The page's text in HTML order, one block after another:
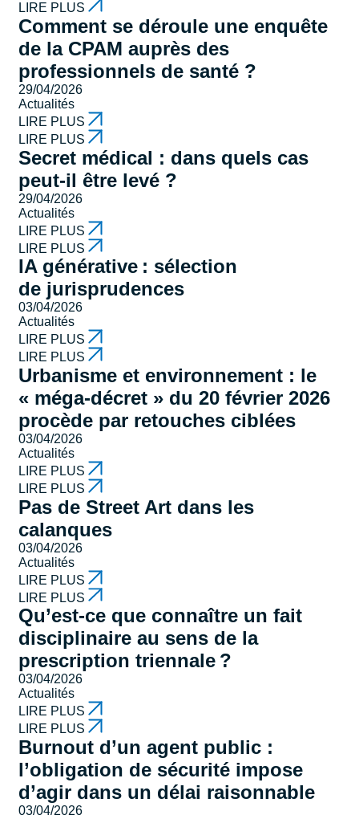
LIRE PLUS
Comment se déroule une enquête
de la CPAM auprès des
professionnels de santé ?
29/04/2026
Actualités
LIRE PLUS
LIRE PLUS
Secret médical : dans quels cas
peut-il être levé ?
29/04/2026
Actualités
LIRE PLUS
LIRE PLUS
IA générative : sélection
de jurisprudences
03/04/2026
Actualités
LIRE PLUS
LIRE PLUS
Urbanisme et environnement : le
« méga-décret » du 20 février 2026
procède par retouches ciblées
03/04/2026
Actualités
LIRE PLUS
LIRE PLUS
Pas de Street Art dans les
calanques
03/04/2026
Actualités
LIRE PLUS
LIRE PLUS
Qu’est-ce que connaître un fait
disciplinaire au sens de la
prescription triennale ?
03/04/2026
Actualités
LIRE PLUS
LIRE PLUS
Burnout d’un agent public :
l’obligation de sécurité impose
d’agir dans un délai raisonnable
03/04/2026